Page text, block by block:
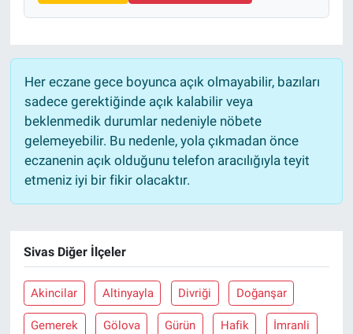
Her eczane gece boyunca açık olmayabilir, bazıları
sadece gerektiğinde açık kalabilir veya
beklenmedik durumlar nedeniyle nöbete
gelemeyebilir. Bu nedenle, yola çıkmadan önce
eczanenin açık olduğunu telefon aracılığıyla teyit
etmeniz iyi bir fikir olacaktır.
Sivas Diğer İlçeler
Akincilar Altinyayla Divriği Doğanşar
Gemerek Gölova Gürün Hafik İmranli